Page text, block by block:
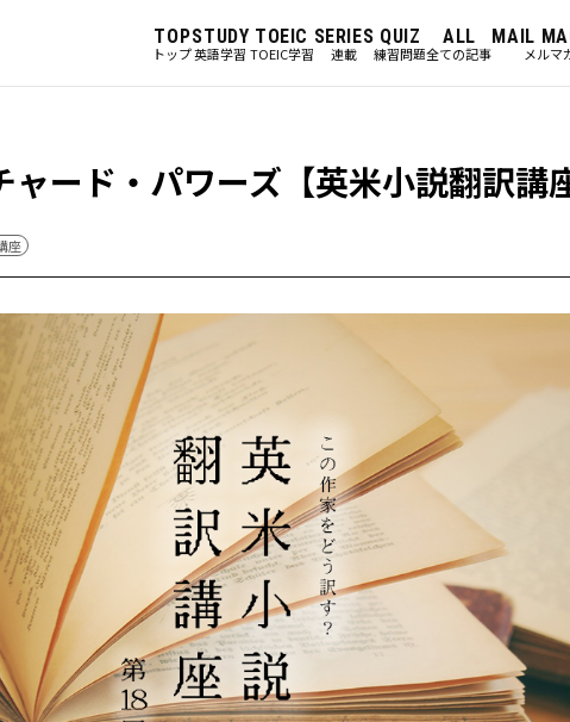
TOP
トップ
STUDY
英語学習
TOEIC
TOEIC学習
SERIES
連載
QUIZ
練習問題
ALL
全ての記事
MAIL
メルマ
ード・パワーズ【英米小説翻訳講
座